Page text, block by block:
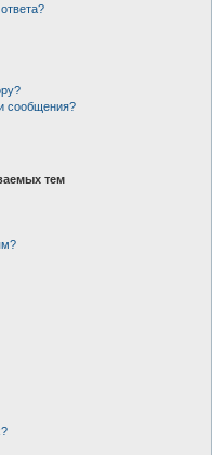
сообщения?
тем